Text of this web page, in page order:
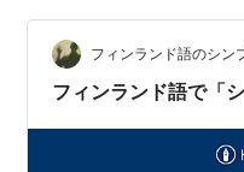
フィンランド語のシン
フィンランド語で「